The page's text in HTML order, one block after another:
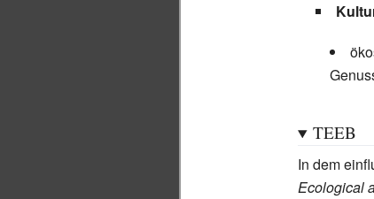
TEEB
In dem
Ecological